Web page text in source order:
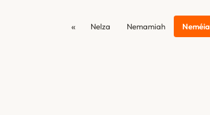
« Nelza Nemamiah Neméia